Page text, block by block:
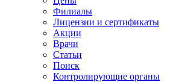
Филиалы
Лицензии и сертификаты
Акции
Врачи
Статьи
Поиск
Контролирующие органы